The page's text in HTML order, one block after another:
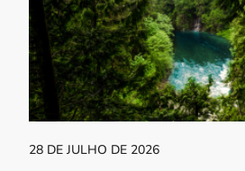
28 DE JULHO DE 2026